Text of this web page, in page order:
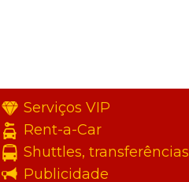
Serviços VIP
Rent-a-Car
Shuttles, transferências
Publicidade